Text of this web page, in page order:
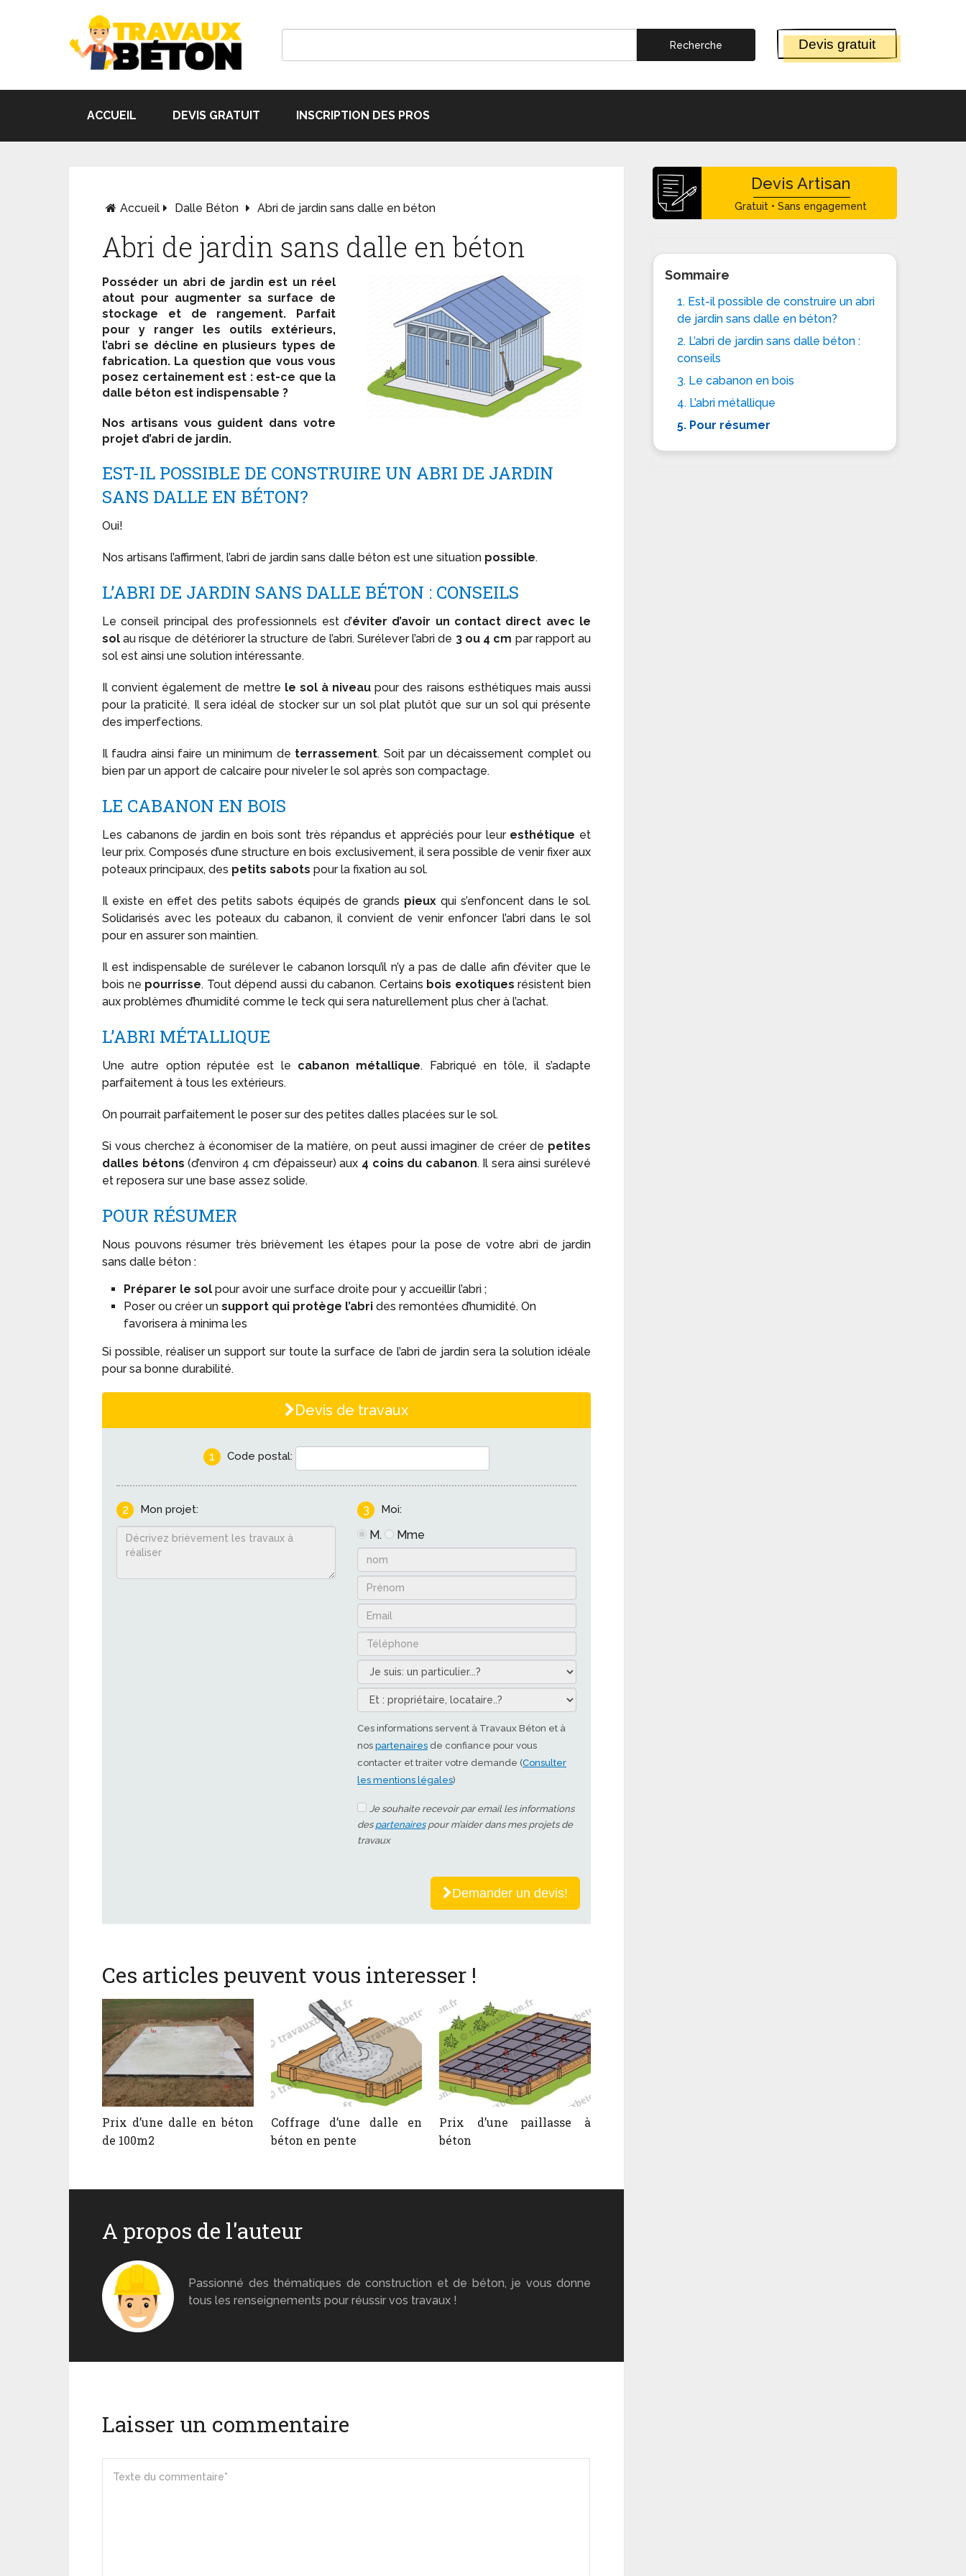
Devis gratuit
ACCUEIL DEVIS GRATUIT INSCRIPTION DES PROS
Accueil Dalle Béton Abri de jardin sans dalle en béton
Abri de jardin sans dalle en béton
Posséder un abri de jardin est un réel
atout pour augmenter sa surface de
stockage et de rangement. Parfait
pour y ranger les outils extérieurs,
l’abri se décline en plusieurs types de
fabrication. La question que vous vous
posez certainement est : est-ce que la
dalle béton est indispensable ?
Nos artisans vous guident dans votre
projet d’abri de jardin.
EST-IL POSSIBLE DE CONSTRUIRE UN ABRI DE JARDIN
SANS DALLE EN BÉTON?
Oui!
Nos artisans l’affirment, l’abri de jardin sans dalle béton est une situation possible.
L’ABRI DE JARDIN SANS DALLE BÉTON : CONSEILS
Le conseil principal des professionnels est d’éviter d’avoir un contact direct avec le
sol au risque de détériorer la structure de l’abri. Surélever l’abri de 3 ou 4 cm par rapport au
sol est ainsi une solution intéressante.
Il convient également de mettre le sol à niveaupour des raisons esthétiques mais aussi
pour la praticité. Il sera idéal de stocker sur un sol plat plutôt que sur un sol qui présente
des imperfections.
Il faudra ainsi faire un minimum de terrassement. Soit par un décaissement complet ou
bien par un apport de calcaire pour niveler le sol après son compactage.
LE CABANON EN BOIS
Les cabanons de jardin en bois sont très répandus et appréciés pour leur esthétique et
leur prix. Composés d’une structure en bois exclusivement, il sera possible de venir fixer aux
poteaux principaux, des petits sabots pour la fixation au sol.
Il existe en effet des petits sabots équipés de grands pieux qui s’enfoncent dans le sol.
Solidarisés avec les poteaux du cabanon, il convient de venir enfoncer l’abri dans le sol
pour en assurer son maintien.
Il est indispensable de surélever le cabanon lorsqu’il n’y a pas de dalle afin d’éviter que le
bois ne pourrisse. Tout dépend aussi du cabanon. Certains bois exotiques résistent bien
aux problèmes d’humidité comme le teck qui sera naturellement plus cher à l’achat.
L’ABRI MÉTALLIQUE
Une autre option réputée est le cabanon métallique. Fabriqué en tôle, il s’adapte
parfaitement à tous les extérieurs.
On pourrait parfaitement le poser sur des petites dalles placées sur le sol.
Si vous cherchez à économiser de la matière, on peut aussi imaginer de créer de petites
dalles bétons (d’environ 4 cm d’épaisseur) aux 4 coins du cabanon. Il sera ainsi surélevé
et reposera sur une base assez solide.
POUR RÉSUMER
Nous pouvons résumer très brièvement les étapes pour la pose de votre abri de jardin
sans dalle béton :
Préparer le sol pour avoir une surface droite pour y accueillir l’abri ;
Poser ou créer un support qui protège l’abri des remontées d’humidité. On
favorisera à minima les
Si possible, réaliser un support sur toute la surface de l’abri de jardin sera la solution idéale
pour sa bonne durabilité.
Devis de travaux
1 Code postal:
2 Mon projet: 3 Moi:
M. Mme
Ces informations servent à Travaux Béton et à
nos partenaires de confiance pour vous
contacter et traiter votre demande (Consulter
les mentions légales)
Je souhaite recevoir par email les informations
des partenairespour m’aider dans mes projets de
travaux
Demander un devis!
Ces articles peuvent vous interesser !
Prix d’une dalle en béton
de 100m2
Coffrage d’une dalle en
béton en pente
Prix d’une paillasse à
béton
A propos de l'auteur
Passionné des thématiques de construction et de béton, je vous donne
tous les renseignements pour réussir vos travaux !
Laisser un commentaire
Devis Artisan
Gratuit • Sans engagement
Sommaire
1. Est-il possible de construire un abri
de jardin sans dalle en béton?
2. L’abri de jardin sans dalle béton :
conseils
3. Le cabanon en bois
4. L’abri métallique
5. Pour résumer